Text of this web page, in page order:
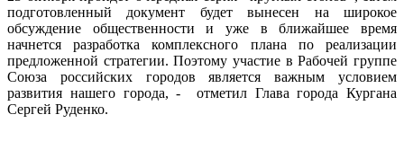
подготовленный документ будет вынесен на широкое
обсуждение общественности и уже в ближайшее время
начнется разработка комплексного плана по реализации
предложенной стратегии. Поэтому участие в Рабочей группе
Союза российских городов является важным условием
развития нашего города, - отметил Глава города Кургана
Сергей Руденко.